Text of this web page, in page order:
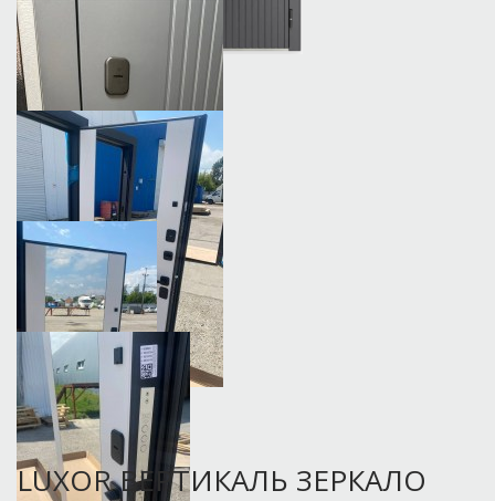
LUXOR ВЕРТИКАЛЬ ЗЕРКАЛО